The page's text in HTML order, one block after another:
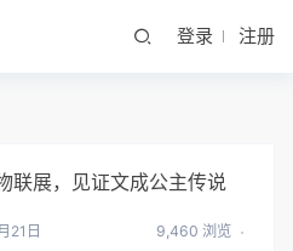
登录 注册
联展，见证文成公主传说
21日 9,460 浏览